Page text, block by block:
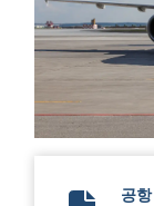
공